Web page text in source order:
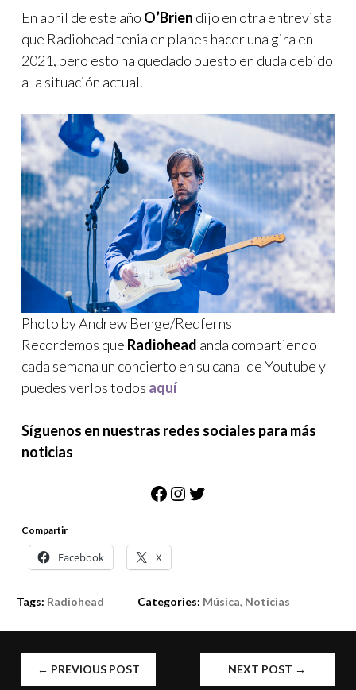
En abril de este año O’Brien dijo en otra entrevista
que Radiohead tenia en planes hacer una gira en
2021, pero esto ha quedado puesto en duda debido
a la situación actual.
Photo by Andrew Benge/Redferns
Recordemos que Radiohead anda compartiendo
cada semana un concierto en su canal de Youtube y
puedes verlos todos aquí
Síguenos en nuestras redes sociales para más
noticias
Facebook
Instagram
Twitter
Compartir
Facebook X
Tags: Radiohead Categories: Música, Noticias
POST
← PREVIOUS POST NEXT POST →